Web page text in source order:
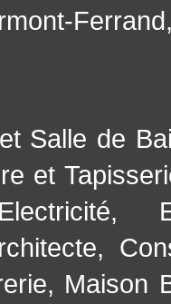
Ferrand
Salle de
et
Electricité,
,
, Maison